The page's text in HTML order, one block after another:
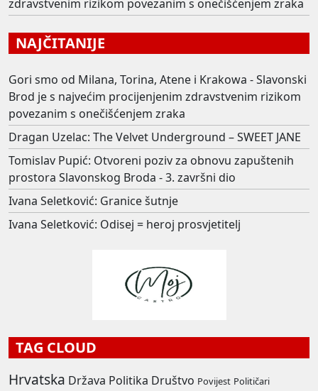
zdravstvenim rizikom povezanim s onečišćenjem zraka
NAJČITANIJE
Gori smo od Milana, Torina, Atene i Krakowa - Slavonski
Brod je s najvećim procijenjenim zdravstvenim rizikom
povezanim s onečišćenjem zraka
Dragan Uzelac: The Velvet Underground – SWEET JANE
Tomislav Pupić: Otvoreni poziv za obnovu zapuštenih
prostora Slavonskog Broda - 3. završni dio
Ivana Seletković: Granice šutnje
Ivana Seletković: Odisej = heroj prosvjetitelj
TAG CLOUD
Hrvatska Država Politika Društvo Povijest Političari